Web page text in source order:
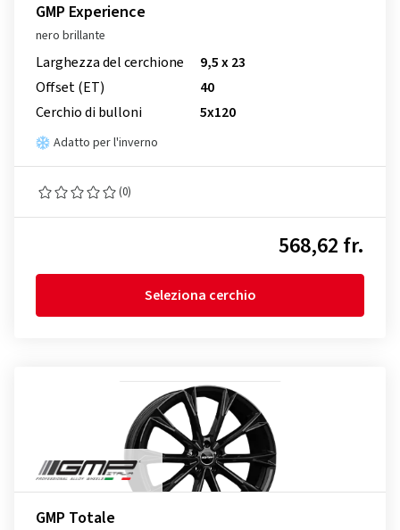
GMP Experience
nero brillante
Larghezza del cerchione
9,5 x 23
Offset (ET)
40
Cerchio di bulloni
5x120
Adatto per l'inverno
(0)
568,62 fr.
Seleziona cerchio
GMP Totale